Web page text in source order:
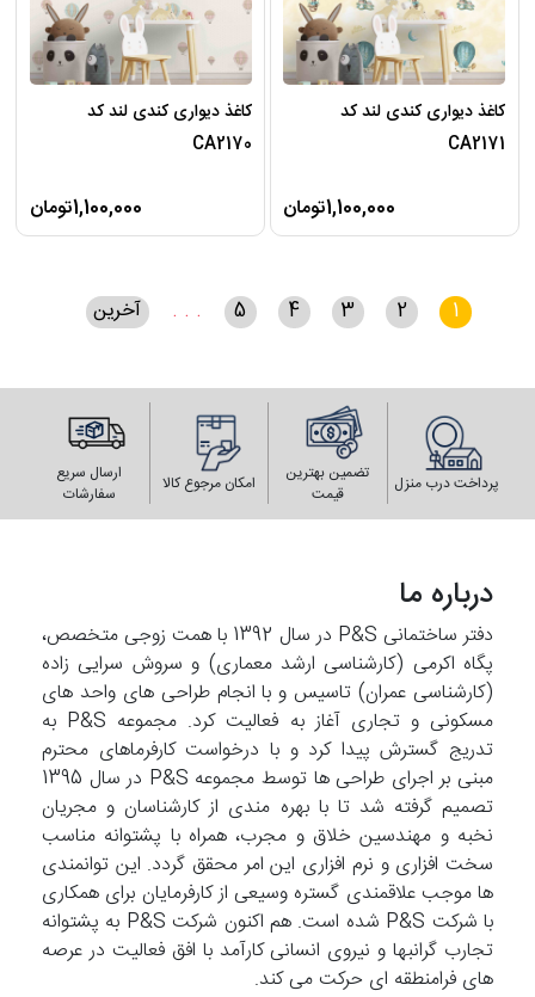
کاغذ دیواری کندی لند کد
CA2171
1,100,000تومان
کاغذ دیواری کندی لند کد
CA2170
1,100,000تومان
1
2
3
4
5
. . . آخرین
پرداخت درب منزل
تضمین بهترین
قیمت
امکان مرجوع کالا
ارسال سریع
سفارشات
درباره ما
دفتر ساختمانی P&S در سال 1392 با همت زوجی متخصص،
پگاه اکرمی (کارشناسی ارشد معماری) و سروش سرایی زاده
(کارشناسی عمران) تاسیس و با انجام طراحی های واحد های
مسکونی و تجاری آغاز به فعالیت کرد. مجموعه P&S به
تدریج گسترش پیدا کرد و با درخواست کارفرماهای محترم
مبنی بر اجرای طراحی ها توسط مجموعه P&S در سال 1395
تصمیم گرفته شد تا با بهره مندی از کارشناسان و مجریان
نخبه و مهندسین خلاق و مجرب، همراه با پشتوانه مناسب
سخت افزاری و نرم افزاری این امر محقق گردد. این توانمندی
ها موجب علاقمندی گستره وسیعی از کارفرمایان برای همکاری
با شرکت P&S شده است. هم اکنون شرکت P&S به پشتوانه
تجارب گرانبها و نیروی انسانی کارآمد با افق فعالیت در عرصه
های فرامنطقه ای حرکت می کند.